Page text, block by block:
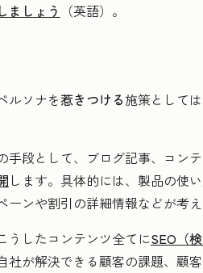
ましょう （英語）。
ルソナを惹きつける施策として
段として、ブログ記事、コンテ
します。具体的には、製品の使
ンや割引の詳細情報などが考え
うしたコンテンツ全てにSEO（
社が解決できる顧客の課題、顧